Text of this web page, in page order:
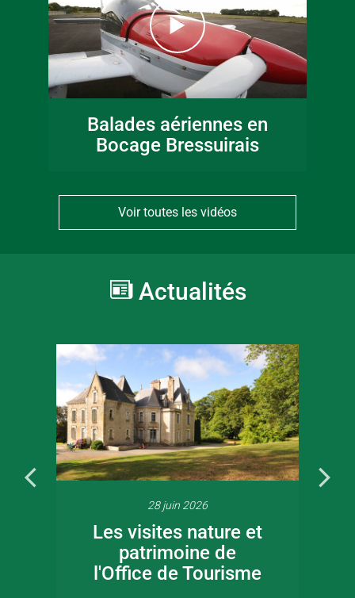
Balades aériennes en
Bocage Bressuirais
Voir toutes les vidéos
Actualités
28 juin 2026
Les visites nature et
patrimoine de
l'Office de Tourisme